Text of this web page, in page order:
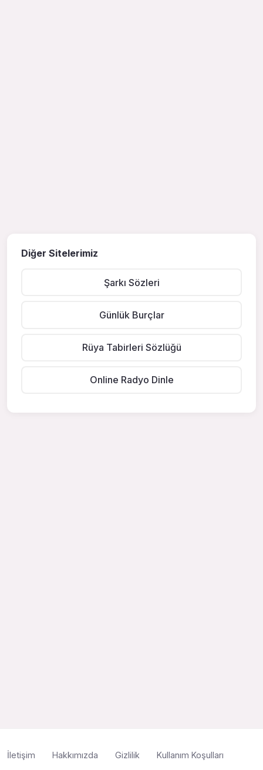
Diğer Sitelerimiz
Şarkı Sözleri
Günlük Burçlar
Rüya Tabirleri Sözlüğü
Online Radyo Dinle
İletişim Hakkımızda Gizlilik Kullanım Koşulları